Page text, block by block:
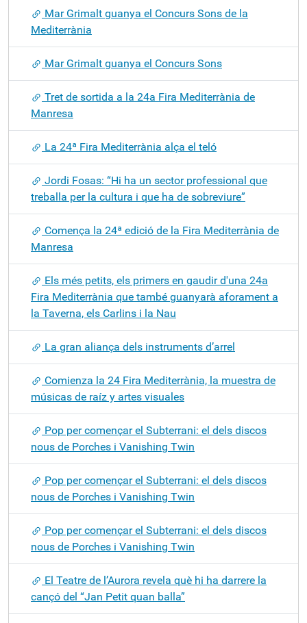
Mar Grimalt guanya el Concurs Sons de la
Mediterrània
Mar Grimalt guanya el Concurs Sons
Tret de sortida a la 24a Fira Mediterrània de
Manresa
La 24ª Fira Mediterrània alça el teló
Jordi Fosas: “Hi ha un sector professional que
treballa per la cultura i que ha de sobreviure”
Comença la 24ª edició de la Fira Mediterrània de
Manresa
Els més petits, els primers en gaudir d'una 24a
Fira Mediterrània que també guanyarà aforament a
la Taverna, els Carlins i la Nau
La gran aliança dels instruments d’arrel
Comienza la 24 Fira Mediterrània, la muestra de
músicas de raíz y artes visuales
Pop per començar el Subterrani: el dels discos
nous de Porches i Vanishing Twin
Pop per començar el Subterrani: el dels discos
nous de Porches i Vanishing Twin
Pop per començar el Subterrani: el dels discos
nous de Porches i Vanishing Twin
El Teatre de l’Aurora revela què hi ha darrere la
cançó del “Jan Petit quan balla”